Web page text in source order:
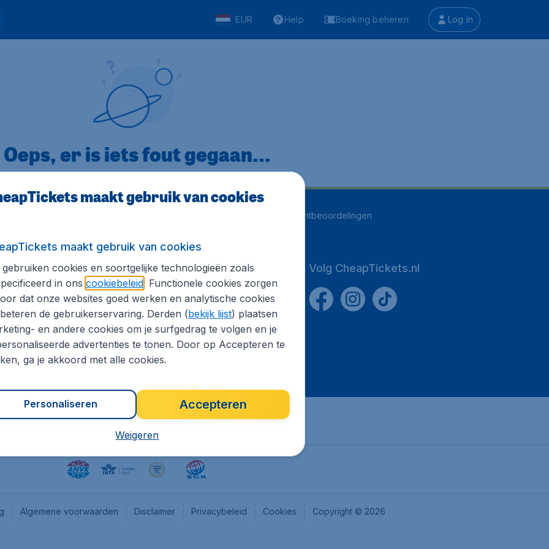
EUR Help Boeking beheren Log in
Oeps, er is iets fout gegaan...
klantbeoordelingen
informatie
pers
Internationale sites
CheapTickets.be
Flugladen.de
CheapTickets.ch
CheapTickets.sg
Volg CheapTickets.nl
Algemene voorwaarden Disclaimer Privacybeleid Cookies Copyright © 2026
maakt gebruik van cookies
maakt gebruik van cookies
gebruiken cookies en soortgelijke technologieën zoals
in ons cookiebeleid. Functionele cookies zorgen
dat onze websites goed werken en analytische cookies
de gebruikerservaring. Derden (bekijk lijst) plaatsen
en andere cookies om je surfgedrag te volgen en je
advertenties te tonen. Door op Accepteren te
ga je akkoord met alle cookies.
Accepteren
Personaliseren
Weigeren